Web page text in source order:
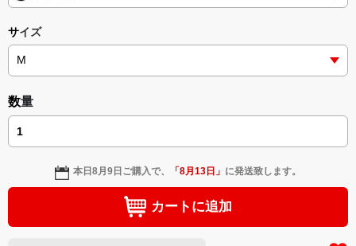
サイズ
数量
本日8月9日 ご購入で、 「8月13日 」 に発送致します。
カートに追加